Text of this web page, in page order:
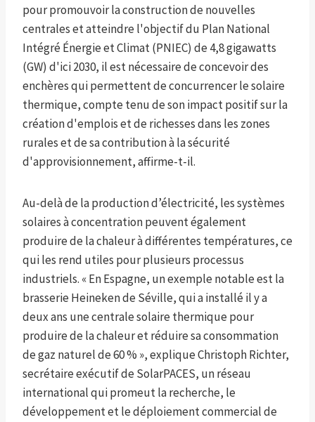
pour promouvoir la construction de nouvelles
centrales et atteindre l'objectif du Plan National
Intégré Énergie et Climat (PNIEC) de 4,8 gigawatts
(GW) d'ici 2030, il est nécessaire de concevoir des
enchères qui permettent de concurrencer le solaire
thermique, compte tenu de son impact positif sur la
création d'emplois et de richesses dans les zones
rurales et de sa contribution à la sécurité
d'approvisionnement, affirme-t-il.
Au-delà de la production d’électricité, les systèmes
solaires à concentration peuvent également
produire de la chaleur à différentes températures, ce
qui les rend utiles pour plusieurs processus
industriels. « En Espagne, un exemple notable est la
brasserie Heineken de Séville, qui a installé il y a
deux ans une centrale solaire thermique pour
produire de la chaleur et réduire sa consommation
de gaz naturel de 60 % », explique Christoph Richter,
secrétaire exécutif de SolarPACES, un réseau
international qui promeut la recherche, le
développement et le déploiement commercial de